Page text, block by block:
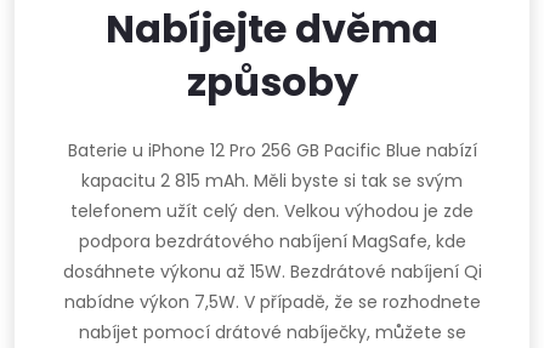
Nabíjejte dvěma
způsoby
Baterie u iPhone 12 Pro 256 GB Pacific Blue nabízí
kapacitu 2 815 mAh. Měli byste si tak se svým
telefonem užít celý den. Velkou výhodou je zde
podpora bezdrátového nabíjení MagSafe, kde
dosáhnete výkonu až 15W. Bezdrátové nabíjení Qi
nabídne výkon 7,5W. V případě, že se rozhodnete
nabíjet pomocí drátové nabíječky, můžete se